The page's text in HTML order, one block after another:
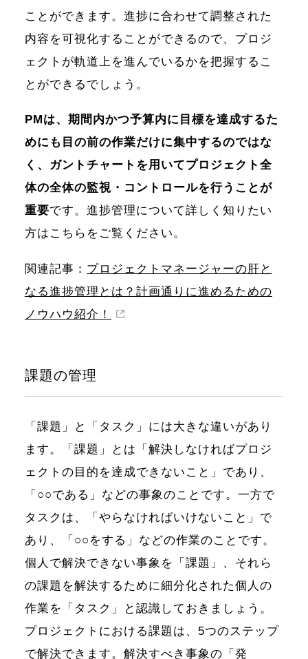
ことができます。進捗に合わせて調整された
内容を可視化することができるので、プロジ
ェクトが軌道上を進んでいるかを把握するこ
とができるでしょう。
PMは、期間内かつ予算内に目標を達成するた
めにも目の前の作業だけに集中するのではな
く、ガントチャートを用いてプロジェクト全
体の全体の監視・コントロールを行うことが
重要です。進捗管理について詳しく知りたい
方はこちらをご覧ください。
関連記事： プロジェクトマネージャーの肝と
なる進捗管理とは？計画通りに進めるための
ノウハウ紹介！
課題の管理
「課題」と「タスク」には大きな違いがあり
ます。「課題」とは「解決しなければプロジ
ェクトの目的を達成できないこと」であり、
「○○である」などの事象のことです。一方で
タスクは、「やらなければいけないこと」で
あり、「○○をする」などの作業のことです。
個人で解決できない事象を「課題」、それら
の課題を解決するために細分化された個人の
作業を「タスク」と認識しておきましょう。
プロジェクトにおける課題は、5つのステップ
で解決できます。解決すべき事象の「発